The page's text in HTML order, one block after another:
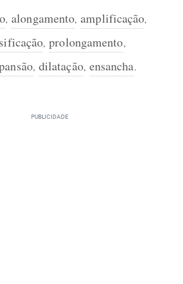
, alongamento, amplificação,
, prolongamento,
, dilatação, ensancha.